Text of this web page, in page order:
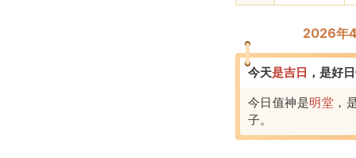
2026年
今天是吉 日 ， 是好
今日值神是明堂 ，
子。